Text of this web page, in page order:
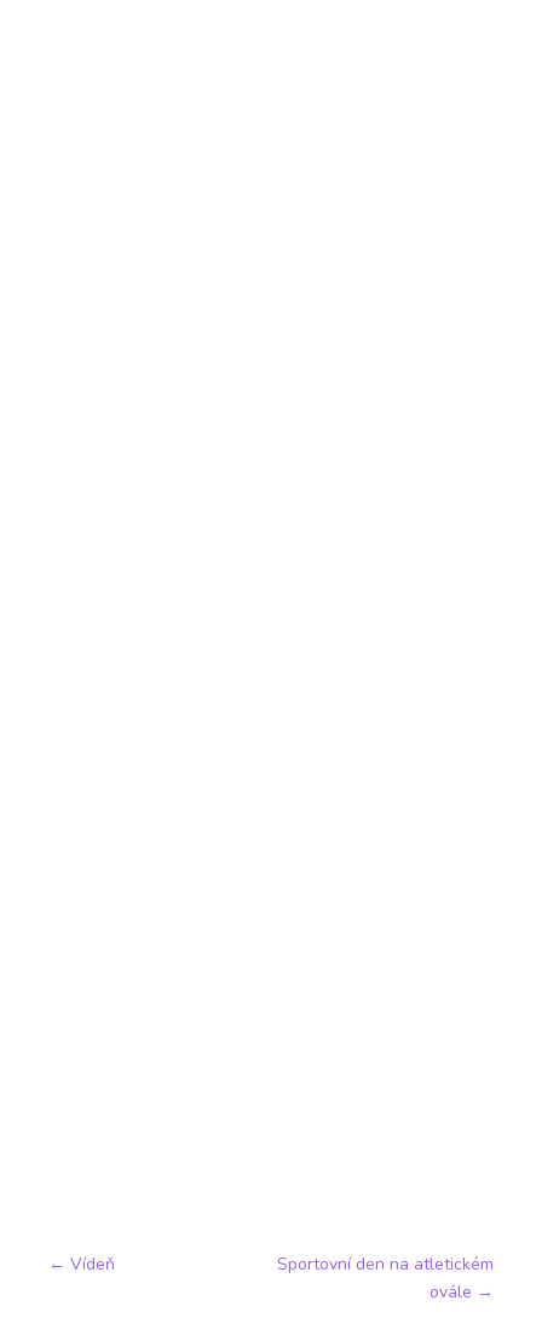
← Vídeň
Sportovní den na atletickém
ovále →